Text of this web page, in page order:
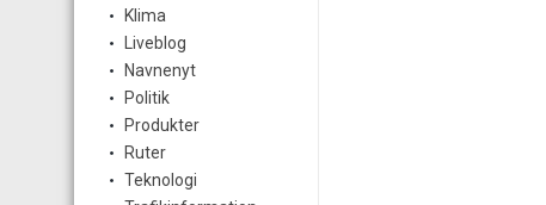
Klima
Liveblog
Navnenyt
Politik
Produkter
Ruter
Teknologi